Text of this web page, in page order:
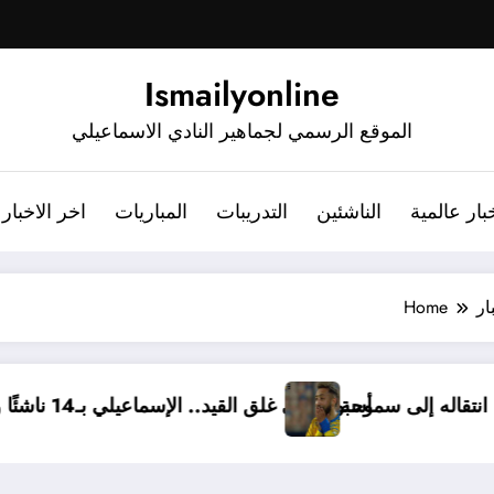
Ismailyonline
الموقع الرسمي لجماهير النادي الاسماعيلي
اخر الاخبار المباريات التدريبات الناشئين عالمية
Home
أسبوع على غلق القيد.. الإسماعيلي بـ14 ناشئًامؤثرة بعد انتقاله إلى سموحة